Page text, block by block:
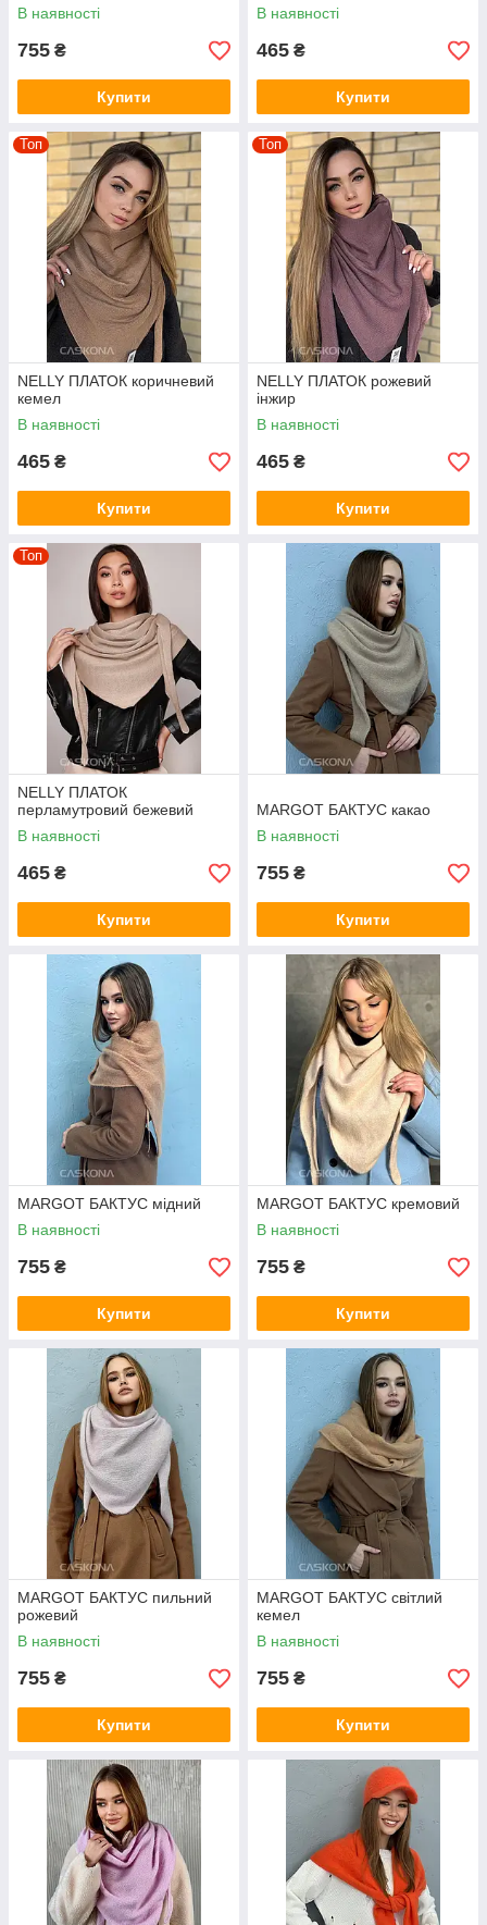
В наявності
755 ₴
Купити
В наявності
465 ₴
Купити
Топ
NELLY ПЛАТОК коричневий
кемел
В наявності
465 ₴
Купити
Топ
NELLY ПЛАТОК рожевий
інжир
В наявності
465 ₴
Купити
Топ
NELLY ПЛАТОК
перламутровий бежевий
В наявності
465 ₴
Купити
MARGOT БАКТУС какао
В наявності
755 ₴
Купити
MARGOT БАКТУС мідний
В наявності
755 ₴
Купити
MARGOT БАКТУС кремовий
В наявності
755 ₴
Купити
MARGOT БАКТУС пильний
рожевий
В наявності
755 ₴
Купити
MARGOT БАКТУС світлий
кемел
В наявності
755 ₴
Купити